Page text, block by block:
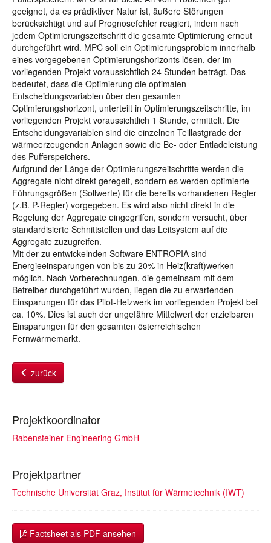
geeignet, da es prädiktiver Natur ist, äußere Störungen
berücksichtigt und auf Prognosefehler reagiert, indem nach
jedem Optimierungszeitschritt die gesamte Optimierung erneut
durchgeführt wird. MPC soll ein Optimierungsproblem innerhalb
eines vorgegebenen Optimierungshorizonts lösen, der im
vorliegenden Projekt voraussichtlich 24 Stunden beträgt. Das
bedeutet, dass die Optimierung die optimalen
Entscheidungsvariablen über den gesamten
Optimierungshorizont, unterteilt in Optimierungszeitschritte, im
vorliegenden Projekt voraussichtlich 1 Stunde, ermittelt. Die
Entscheidungsvariablen sind die einzelnen Teillastgrade der
wärmeerzeugenden Anlagen sowie die Be- oder Entladeleistung
des Pufferspeichers.
Aufgrund der Länge der Optimierungszeitschritte werden die
Aggregate nicht direkt geregelt, sondern es werden optimierte
Führungsgrößen (Sollwerte) für die bereits vorhandenen Regler
(z.B. P-Regler) vorgegeben. Es wird also nicht direkt in die
Regelung der Aggregate eingegriffen, sondern versucht, über
standardisierte Schnittstellen und das Leitsystem auf die
Aggregate zuzugreifen.
Mit der zu entwickelnden Software ENTROPIA sind
Energieeinsparungen von bis zu 20% in Heiz(kraft)werken
möglich. Nach Vorberechnungen, die gemeinsam mit dem
Betreiber durchgeführt wurden, liegen die zu erwartenden
Einsparungen für das Pilot-Heizwerk im vorliegenden Projekt bei
ca. 10%. Dies ist auch der ungefähre Mittelwert der erzielbaren
Einsparungen für den gesamten österreichischen
Fernwärmemarkt.
zurück
Projektkoordinator
Rabensteiner Engineering GmbH
Projektpartner
Technische Universität Graz, Institut für Wärmetechnik (IWT)
Factsheet als PDF ansehen